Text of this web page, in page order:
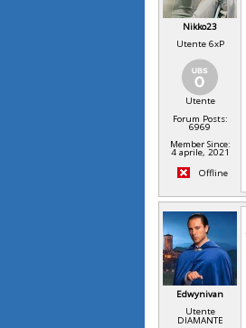
Nikko23
Utente 6xP
Utente
Forum Posts:
6969
Member Since:
4 aprile, 2021
Offline
Edwynivan
Utente
DIAMANTE